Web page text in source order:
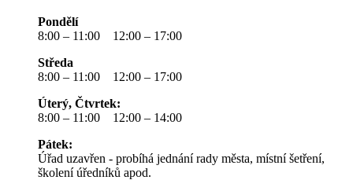
Pondělí
8:00 – 11:00 12:00 – 17:00
Středa
8:00 – 11:00 12:00 – 17:00
Úterý, Čtvrtek:
8:00 – 11:00 12:00 – 14:00
Pátek:
Úřad uzavřen - probíhá jednání rady města, místní šetření,
školení úředníků apod.